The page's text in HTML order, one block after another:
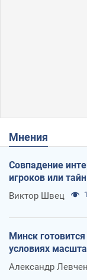
Мнения
Совпадение
игроков или
Виктор Швец
Минск
условиях
Александр